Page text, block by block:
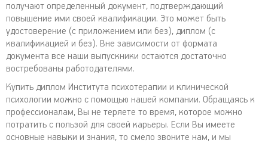
получают определенный документ, подтверждающий
повышение ими своей квалификации. Это может быть
удостоверение (с приложением или без), диплом (с
квалификацией и без). Вне зависимости от формата
документа все наши выпускники остаются достаточно
востребованы работодателями.
Купить диплом Института психотерапии и клинической
психологии можно с помощью нашей компании. Обращаясь к
профессионалам, Вы не теряете то время, которое можно
потратить с пользой для своей карьеры. Если Вы имеете
основные навыки и знания, то смело звоните нам, и мы